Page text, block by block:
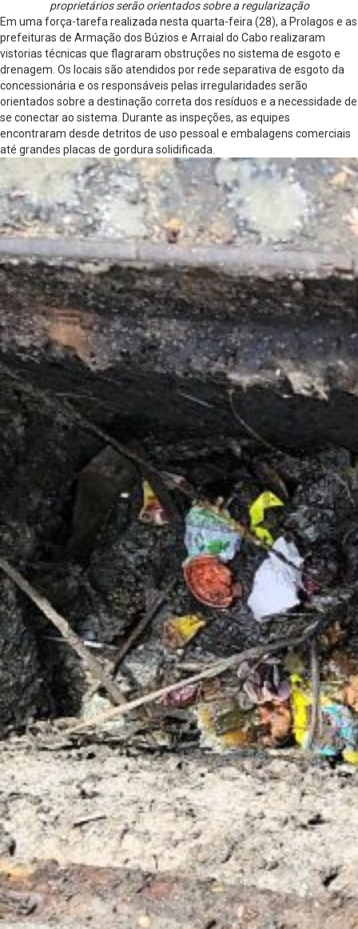
proprietários serão orientados sobre a regularização
Em uma força-tarefa realizada nesta quarta-feira (28), a Prolagos e as
prefeituras de Armação dos Búzios e Arraial do Cabo realizaram
vistorias técnicas que flagraram obstruções no sistema de esgoto e
drenagem. Os locais são atendidos por rede separativa de esgoto da
concessionária e os responsáveis pelas irregularidades serão
orientados sobre a destinação correta dos resíduos e a necessidade de
se conectar ao sistema. Durante as inspeções, as equipes
encontraram desde detritos de uso pessoal e embalagens comerciais
até grandes placas de gordura solidificada.